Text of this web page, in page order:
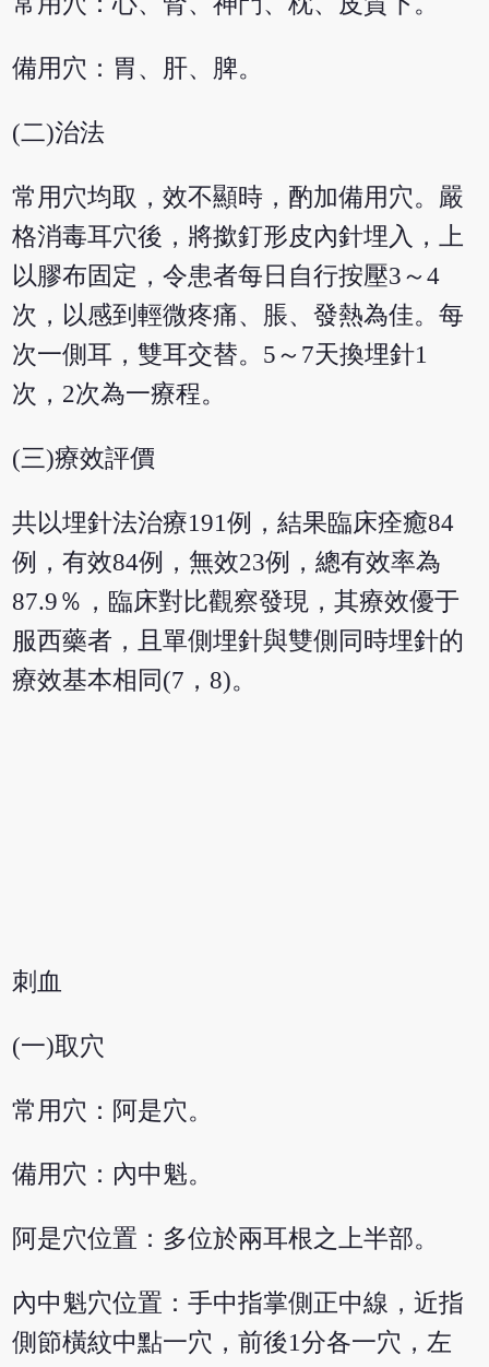
備用穴：胃、肝、脾。
(二)治法
常用穴均取，效不顯時，酌加備用穴。嚴
格消毒耳穴後，將撳釘形皮內針埋入，上
以膠布固定，令患者每日自行按壓3～4
次，以感到輕微疼痛、脹、發熱為佳。每
次一側耳，雙耳交替。5～7天換埋針1
次，2次為一療程。
(三)療效評價
共以埋針法治療191例，結果臨床痊癒84
例，有效84例，無效23例，總有效率為
87.9％，臨床對比觀察發現，其療效優于
服西藥者，且單側埋針與雙側同時埋針的
療效基本相同(7，8)。
刺血
(一)取穴
常用穴：阿是穴。
備用穴：內中魁。
阿是穴位置：多位於兩耳根之上半部。
內中魁穴位置：手中指掌側正中線，近指
側節橫紋中點一穴，前後1分各一穴，左